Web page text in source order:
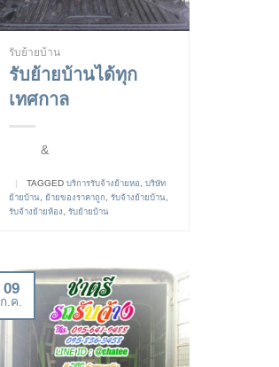
รับย้ายบ้าน
รับย้ายบ้านได้ทุก
เทศกาล
&
| TAGGEDบริการรับจ้างย้ายหอ ,บริษัท
ย้ายบ้าน
ย้ายของราคาถูก ,รับจ้างย้ายบ้าน
รับจ้างย้ายห้อง
,รับย้ายบ้าน
09
ก.ค.